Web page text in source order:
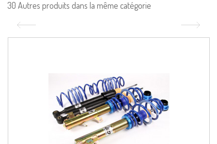
30 Autres produits dans la même catégorie